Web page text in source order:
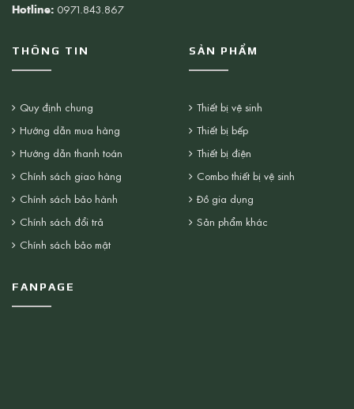
Hotline: 0971.843.867
THÔNG TIN
Quy định chung
Hướng dẫn mua hàng
Hướng dẫn thanh toán
Chính sách giao hàng
Chính sách bảo hành
Chính sách đổi trả
Chính sách bảo mật
SẢN PHẨM
Thiết bị vệ sinh
Thiết bị bếp
Thiết bị điện
Combo thiết bị vệ sinh
Đồ gia dụng
Sản phẩm khác
FANPAGE